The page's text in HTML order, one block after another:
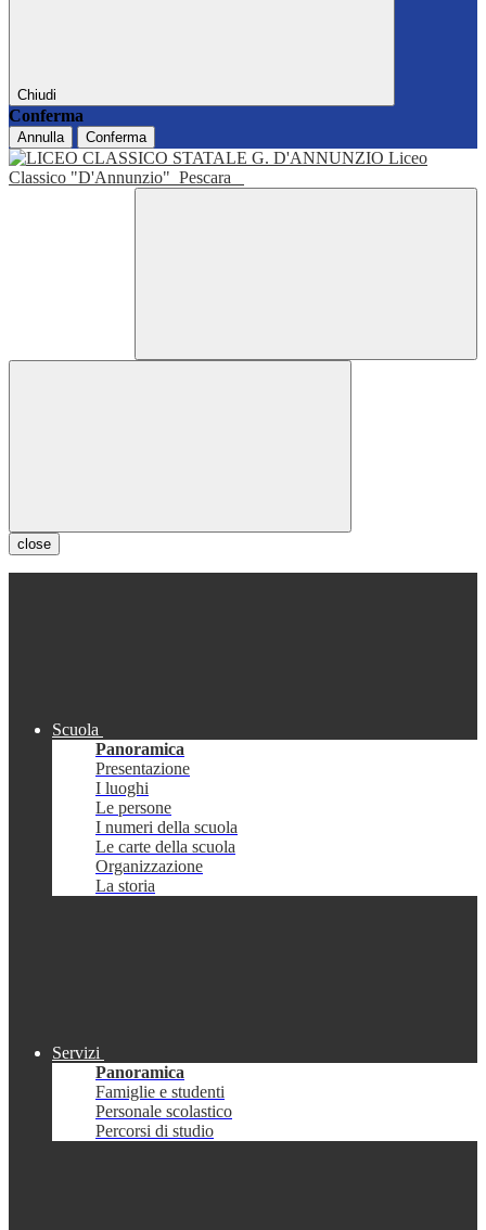
Chiudi
Conferma
Annulla Conferma
Liceo
Classico "D'Annunzio" Pescara
close
Scuola
Panoramica
Presentazione
I luoghi
Le persone
I numeri della scuola
Le carte della scuola
Organizzazione
La storia
Servizi
Panoramica
Famiglie e studenti
Personale scolastico
Percorsi di studio